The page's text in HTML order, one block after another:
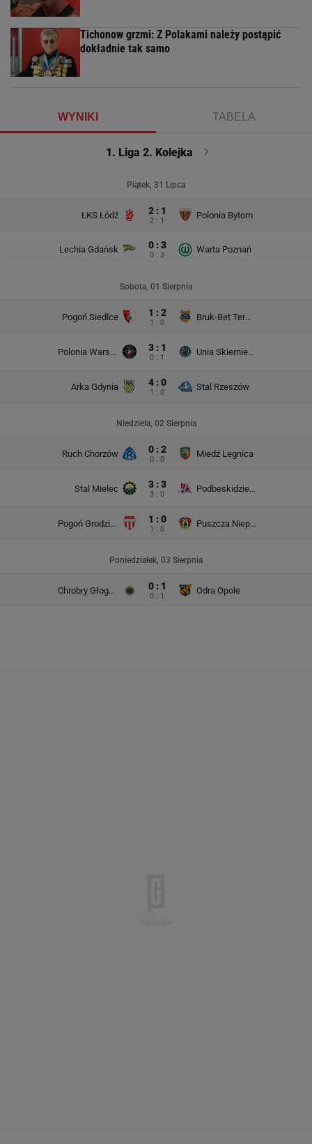
Tichonow grzmi: Z Polakami należy postąpić
dokładnie tak samo
WYNIKI TABELA
1. Liga 2. Kolejka
Piątek, 31 Lipca
ŁKS Łódź 2 : 1
2 : 1
Polonia Bytom
Lechia Gdańsk 0 : 3
0 : 3
Warta Poznań
Sobota, 01 Sierpnia
Pogoń Siedlce 1 : 2
1 : 0
Bruk-Bet Termalica Nieciecza
Polonia Warszawa 3 : 1
0 : 1
Unia Skierniewice
Arka Gdynia 4 : 0
1 : 0
Stal Rzeszów
Niedziela, 02 Sierpnia
Ruch Chorzów 0 : 2
0 : 0
Miedź Legnica
Stal Mielec 3 : 3
3 : 0
Podbeskidzie Bielsko-Biała
Pogoń Grodzisk Mazowiecki 1 : 0
1 : 0
Puszcza Niepołomice
Poniedziałek, 03 Sierpnia
Chrobry Głogów 0 : 1
0 : 1
Odra Opole